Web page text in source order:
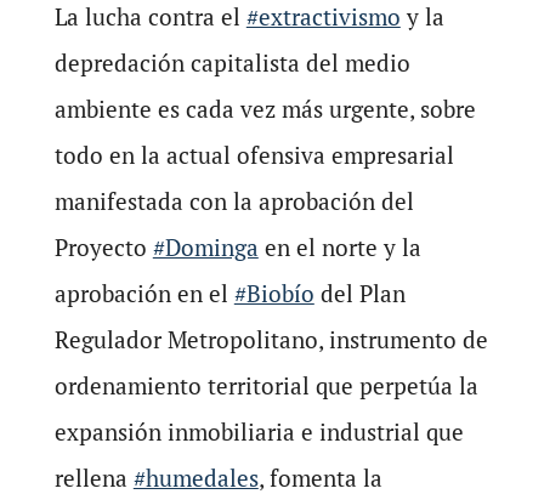
La lucha contra el #extractivismo y la
depredación capitalista del medio
ambiente es cada vez más urgente, sobre
todo en la actual ofensiva empresarial
manifestada con la aprobación del
Proyecto #Dominga en el norte y la
aprobación en el #Biobío del Plan
Regulador Metropolitano, instrumento de
ordenamiento territorial que perpetúa la
expansión inmobiliaria e industrial que
rellena #humedales, fomenta la